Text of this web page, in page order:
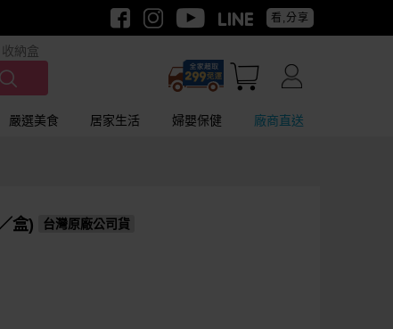
看,分享
收納盒
嚴選美食 居家生活 婦嬰保健 廠商直送
盒)
台灣原廠公司貨